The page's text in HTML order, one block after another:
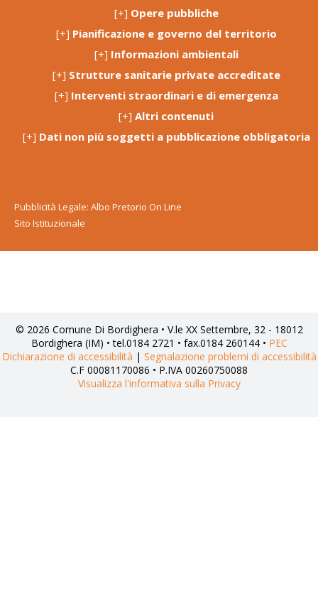
[+] Opere pubbliche
[+] Pianificazione e governo del territorio
[+] Informazioni ambientali
[+] Strutture sanitarie private accreditate
[+] Interventi straordinari e di emergenza
[+] Altri contenuti
[+] Dati non più soggetti a pubblicazione obbligatoria
Pubblicità Legale: Albo Pretorio On Line
Sito Istituzionale
© 2026 Comune Di Bordighera • V.le XX Settembre, 32 - 18012
Bordighera (IM) • tel.0184 2721 • fax.0184 260144 • PEC
Dichiarazione di accessibilità | Segnalazione problemi di accessibilità
C.F 00081170086 • P.IVA 00260750088
Visualizza l'informativa sulla Privacy